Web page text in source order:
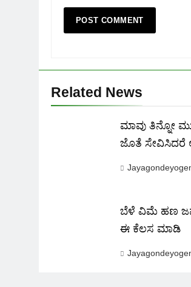
Related News
ಮಾವು ತಿನ್ನೋ
ಜೊತೆ ಸೇವಿಸಿದರೆ
ಬೆಳೆ ವಿಮೆ ಹಣ
ಈ ಕೆಲಸ ಮಾಡಿ